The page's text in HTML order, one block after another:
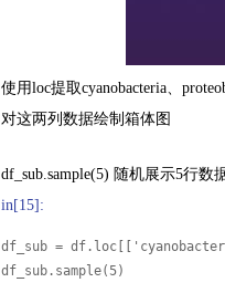
使用loc提取cyanobacteria、
对这两列数据绘制箱体图
df_sub.sample(5) 随机展示5行数
in[15]:
df_sub =
df_sub.sample(5)